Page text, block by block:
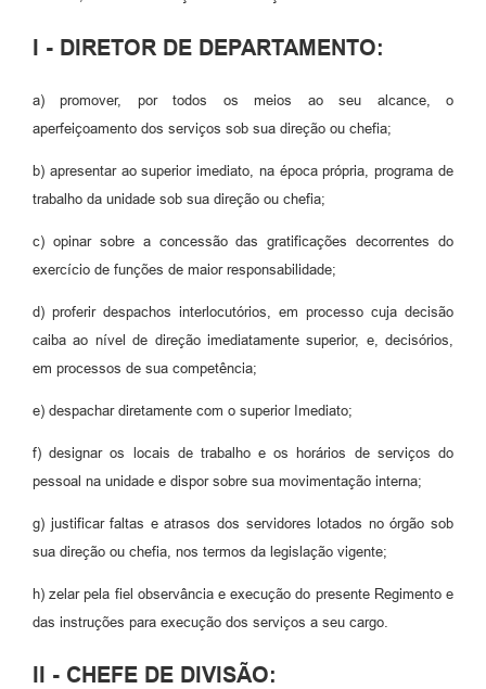
I - DIRETOR DE DEPARTAMENTO:
a) promover, por todos os meios ao seu alcance, o
aperfeiçoamento dos serviços sob sua direção ou chefia;
b) apresentar ao superior imediato, na época própria, programa de
trabalho da unidade sob sua direção ou chefia;
c) opinar sobre a concessão das gratificações decorrentes do
exercício de funções de maior responsabilidade;
d) proferir despachos interlocutórios, em processo cuja decisão
caiba ao nível de direção imediatamente superior, e, decisórios,
em processos de sua competência;
e) despachar diretamente com o superior Imediato;
f) designar os locais de trabalho e os horários de serviços do
pessoal na unidade e dispor sobre sua movimentação interna;
g) justificar faltas e atrasos dos servidores lotados no órgão sob
sua direção ou chefia, nos termos da legislação vigente;
h) zelar pela fiel observância e execução do presente Regimento e
das instruções para execução dos serviços a seu cargo.
II - CHEFE DE DIVISÃO: